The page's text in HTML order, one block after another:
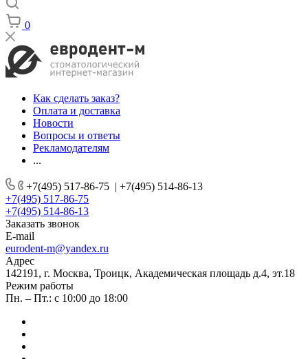
0
Как сделать заказ?
Оплата и доставка
Новости
Вопросы и ответы
Рекламодателям
...
+7(495) 517-86-75 | +7(495) 514-86-13
+7(495) 517-86-75
+7(495) 514-86-13
Заказать звонок
E-mail
eurodent-m@yandex.ru
Адрес
142191, г. Москва, Троицк, Академическая площадь д.4, эт.18
Режим работы
Пн. – Пт.: с 10:00 до 18:00